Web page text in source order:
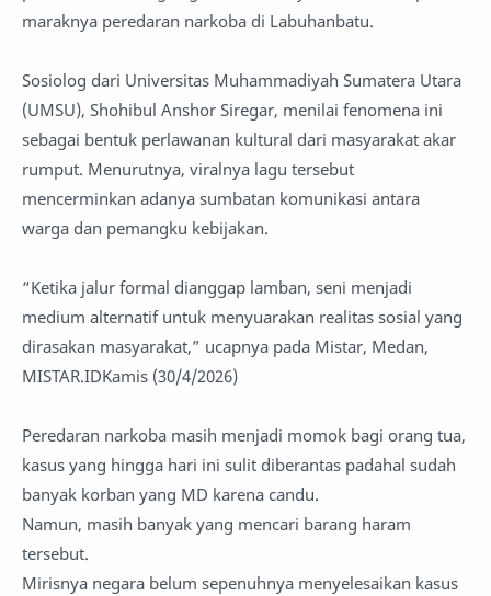
maraknya peredaran narkoba di Labuhanbatu.
Sosiolog dari Universitas Muhammadiyah Sumatera Utara
(UMSU), Shohibul Anshor Siregar, menilai fenomena ini
sebagai bentuk perlawanan kultural dari masyarakat akar
rumput. Menurutnya, viralnya lagu tersebut
mencerminkan adanya sumbatan komunikasi antara
warga dan pemangku kebijakan.
“Ketika jalur formal dianggap lamban, seni menjadi
medium alternatif untuk menyuarakan realitas sosial yang
dirasakan masyarakat,” ucapnya pada Mistar, Medan,
MISTAR.IDKamis (30/4/2026)
Peredaran narkoba masih menjadi momok bagi orang tua,
kasus yang hingga hari ini sulit diberantas padahal sudah
banyak korban yang MD karena candu.
Namun, masih banyak yang mencari barang haram
tersebut.
Mirisnya negara belum sepenuhnya menyelesaikan kasus